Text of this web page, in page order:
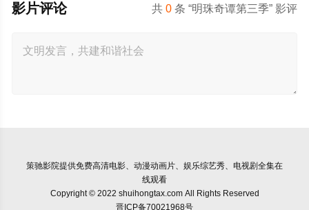
共0 条 “明珠奇谭第三季” 影评
影片评论
策驰影院提供免费高清电影、动漫动画片、娱乐综艺秀、电视剧全集在
线观看
Copyright © 2022 shuihongtax.com All Rights Reserved
晋ICP备70021968号